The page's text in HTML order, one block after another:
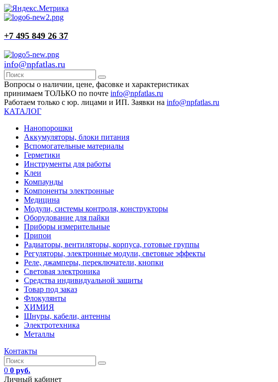
+7 495 849 26 37
info@npfatlas.ru
Вопросы о наличии, цене, фасовке и характеристиках
принимаем ТОЛЬКО по почте info@npfatlas.ru
Работаем только с юр. лицами и ИП. Заявки на info@npfatlas.ru
КАТАЛОГ
Нанопорошки
Аккумуляторы, блоки питания
Вспомогательные материалы
Герметики
Инструменты для работы
Клеи
Компаунды
Компоненты электронные
Медицина
Модули, системы контроля, конструкторы
Оборудование для пайки
Приборы измерительные
Припои
Радиаторы, вентиляторы, корпуса, готовые группы
Регуляторы, электронные модули, световые эффекты
Реле, джамперы, переключатели, кнопки
Световая электроника
Средства индивидуальной защиты
Товар под заказ
Флокулянты
ХИМИЯ
Шнуры, кабели, антенны
Электротехника
Металлы
Контакты
0 0 руб.
Личный кабинет